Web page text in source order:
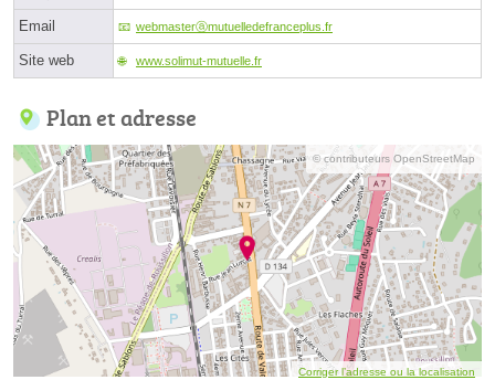
Email webmasterⓐmutuelledefranceplus.fr
Site web www.solimut-mutuelle.fr
Plan et adresse
© contributeurs OpenStreetMap
Corriger l’adresse ou la localisation